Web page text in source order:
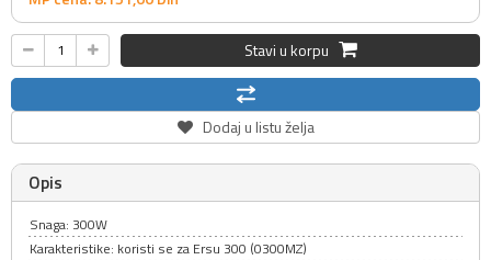
Stavi u korpu
Dodaj u listu želja
Opis
Snaga: 300W
Karakteristike: koristi se za Ersu 300 (0300MZ)